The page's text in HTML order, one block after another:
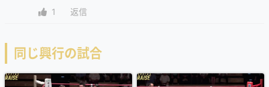
1 返信
同じ興行の試合